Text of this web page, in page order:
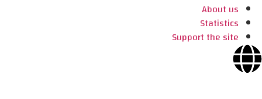
About us
Statistics
Support the site